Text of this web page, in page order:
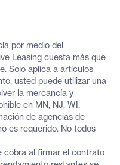
por medio del
Leasing cuesta más que
Solo aplica a artículos
usted puede utilizar una
la mercancía y
en MN, NJ, WI.
de agencias de
es requerido. No todos
cobra al firmar el contrato